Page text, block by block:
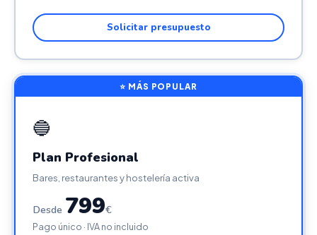
Solicitar presupuesto
⭐ MÁS POPULAR
🔵
Plan Profesional
Bares, restaurantes y hostelería activa
Desde 799€
Pago único · IVA no incluido